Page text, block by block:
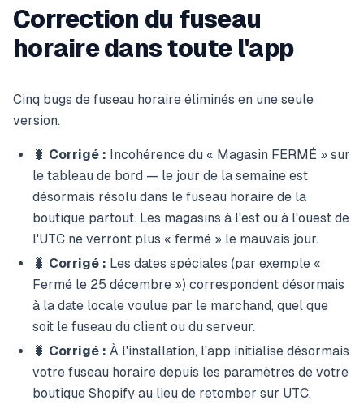
Correction du fuseau
horaire dans toute l'app
Cinq bugs de fuseau horaire éliminés en une seule
version.
🐛 Corrigé : Incohérence du « Magasin FERMÉ » sur
le tableau de bord — le jour de la semaine est
désormais résolu dans le fuseau horaire de la
boutique partout. Les magasins à l'est ou à l'ouest de
l'UTC ne verront plus « fermé » le mauvais jour.
🐛 Corrigé : Les dates spéciales (par exemple «
Fermé le 25 décembre ») correspondent désormais
à la date locale voulue par le marchand, quel que
soit le fuseau du client ou du serveur.
🐛 Corrigé : À l'installation, l'app initialise désormais
votre fuseau horaire depuis les paramètres de votre
boutique Shopify au lieu de retomber sur UTC.